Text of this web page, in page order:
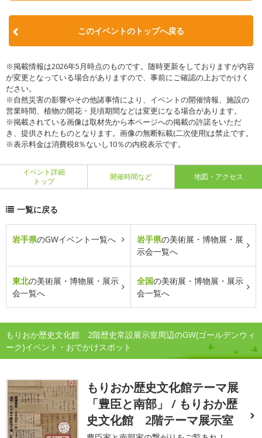
このイベントのトップへ戻る
※掲載情報は2026年5月時点のものです。随時更新をしておりますが内容
が変更となっている場合がありますので、事前にご確認の上おでかけく
ださい。
※自然災害の影響やその他諸事情により、イベントの開催情報、施設の
営業時間、植物の開花・見頃期間などは変更になる場合があります。
※掲載されている画像は取材先から本ページへの掲載の許諾をいただ
き、提供されたものとなります。画像の無断転載(二次使用)は禁止です。
※表示料金は消費税8％ないし10％の内税表示です。
イベント詳細
トップ
開催時間など 地図・アクセス
一覧に戻る
岩手県のGWイベント一覧へ 岩手県の美術展・博物展・展
示会一覧へ
東北の美術展・博物展・展示
会一覧へ
全国の美術展・博物展・展示
会一覧へ
もりおか歴史文化館 2階歴史常設展示室周辺のGW(ゴールデンウィ
ーク)イベント・おでかけスポット
もりおか歴史文化館テーマ展
「豊臣と南部」 / もりおか歴
史文化館 2階テーマ展示室